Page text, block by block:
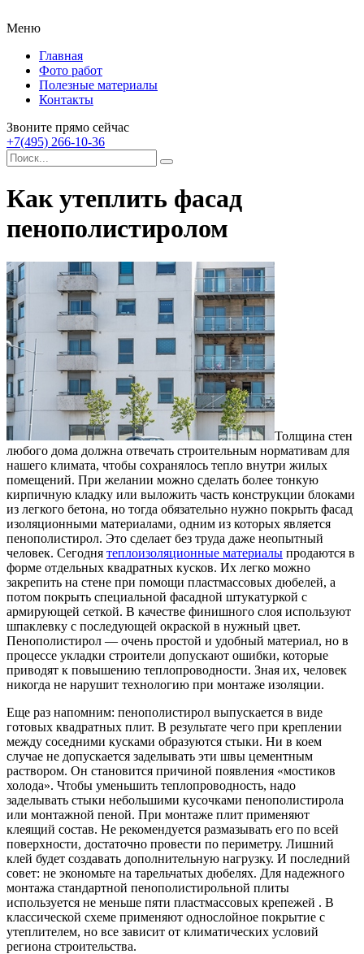
Меню
Главная
Фото работ
Полезные материалы
Контакты
Звоните прямо сейчас
+7(495) 266-10-36
Как утеплить фасад
пенополистиролом
Толщина стен
любого дома должна отвечать строительным нормативам для
нашего климата, чтобы сохранялось тепло внутри жилых
помещений. При желании можно сделать более тонкую
кирпичную кладку или выложить часть конструкции блоками
из легкого бетона, но тогда обязательно нужно покрыть фасад
изоляционными материалами, одним из которых является
пенополистирол. Это сделает без труда даже неопытный
человек. Сегодня теплоизоляционные материалы продаются в
форме отдельных квадратных кусков. Их легко можно
закрепить на стене при помощи пластмассовых дюбелей, а
потом покрыть специальной фасадной штукатуркой с
армирующей сеткой. В качестве финишного слоя используют
шпаклевку с последующей окраской в нужный цвет.
Пенополистирол — очень простой и удобный материал, но в
процессе укладки строители допускают ошибки, которые
приводят к повышению теплопроводности. Зная их, человек
никогда не нарушит технологию при монтаже изоляции.
Еще раз напомним: пенополистирол выпускается в виде
готовых квадратных плит. В результате чего при креплении
между соседними кусками образуются стыки. Ни в коем
случае не допускается заделывать эти швы цементным
раствором. Он становится причиной появления «мостиков
холода». Чтобы уменьшить теплопроводность, надо
заделывать стыки небольшими кусочками пенополистирола
или монтажной пеной. При монтаже плит применяют
клеящий состав. Не рекомендуется размазывать его по всей
поверхности, достаточно провести по периметру. Лишний
клей будет создавать дополнительную нагрузку. И последний
совет: не экономьте на тарельчатых дюбелях. Для надежного
монтажа стандартной пенополистирольной плиты
используется не меньше пяти пластмассовых крепежей . В
классической схеме применяют однослойное покрытие с
утеплителем, но все зависит от климатических условий
региона строительства.